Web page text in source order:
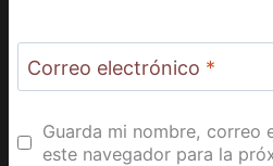
Correo electrónico *
Guarda mi nombre, correo
este navegador para la